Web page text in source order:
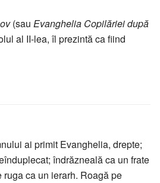
(sau Evanghelia Copilăriei după
al II-lea, îl prezintă ca fiind
ai primit Evanghelia, drepte;
îndrăzneală ca un frate
ca un ierarh. Roagă pe